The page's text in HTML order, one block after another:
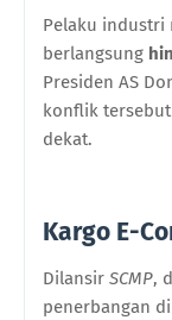
Pelaku industri
berlangsung
Presiden AS
konflik
dekat.
Kargo E-
Dilansir SCMP,
penerbangan